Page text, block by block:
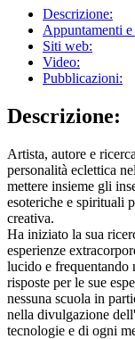
Descrizione:
Appuntamenti e
Siti web:
Video:
Pubblicazioni:
Descrizione:
Artista, autore e
personalità eclettica
mettere insieme gli
esoteriche e spirituali
creativa.
Ha iniziato la sua
esperienze
lucido e frequentando
risposte per le sue
nessuna scuola in
nella divulgazione
tecnologie e di ogni